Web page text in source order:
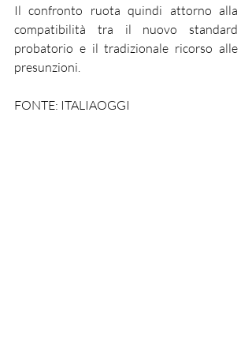
Il confronto ruota quindi attorno alla
compatibilità tra il nuovo standard
probatorio e il tradizionale ricorso alle
presunzioni.
FONTE: ITALIAOGGI